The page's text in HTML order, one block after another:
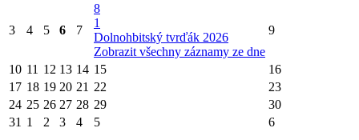
3 4 5 6 7
8
1
Dolnohbitský tvrďák 2026
Zobrazit všechny záznamy ze dne
9
10 11 12 13 14 15
16
17 18 19 20 21 22
23
24 25 26 27 28 29
30
31 1 2 3 4 5 6